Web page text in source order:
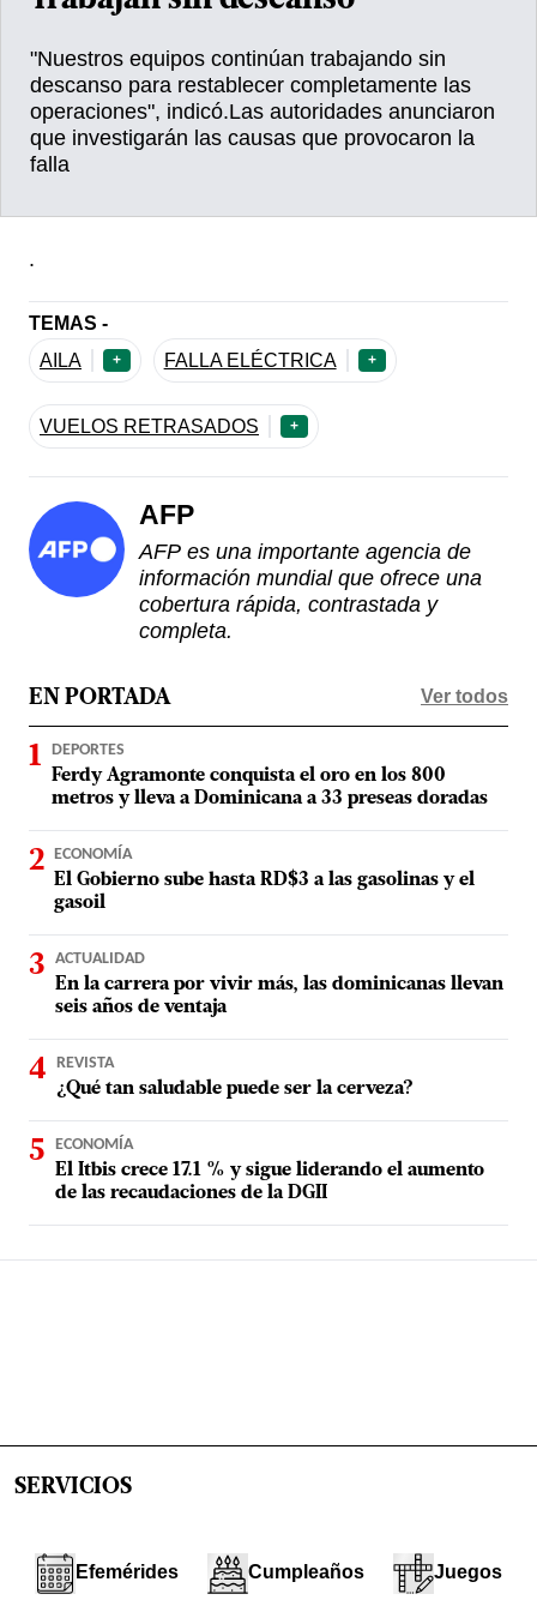
"Nuestros equipos continúan trabajando sin
descanso para restablecer completamente las
operaciones", indicó.Las autoridades anunciaron
que investigarán las causas que provocaron la
falla
.
TEMAS -
AILA
+ FALLA ELÉCTRICA +
VUELOS RETRASADOS +
AFP
AFP es una importante agencia de
información mundial que ofrece una
cobertura rápida, contrastada y
completa.
EN PORTADA Ver todos
DEPORTES
Ferdy Agramonte conquista el oro en los 800
metros y lleva a Dominicana a 33 preseas doradas
ECONOMÍA
El Gobierno sube hasta RD$3 a las gasolinas y el
gasoil
ACTUALIDAD
En la carrera por vivir más, las dominicanas llevan
seis años de ventaja
REVISTA
¿Qué tan saludable puede ser la cerveza?
ECONOMÍA
El Itbis crece 17.1 % y sigue liderando el aumento
de las recaudaciones de la DGII
SERVICIOS
Efemérides Cumpleaños Juegos